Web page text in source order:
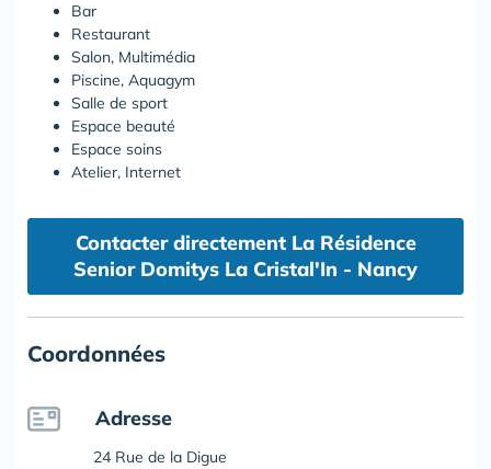
Bar
Restaurant
Salon, Multimédia
Piscine, Aquagym
Salle de sport
Espace beauté
Espace soins
Atelier, Internet
Contacter directement La Résidence
Senior Domitys La Cristal'In - Nancy
Coordonnées
Adresse
24 Rue de la Digue